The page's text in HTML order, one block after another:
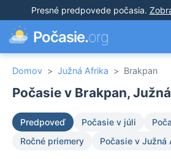
Presné predpovede počasia.
Počasie.org
Domov > Južná Afrika > Brakpan
Počasie v Brakpan,
Predpoveď Počasie v júli
Ročné priemery
Počasie v Južná